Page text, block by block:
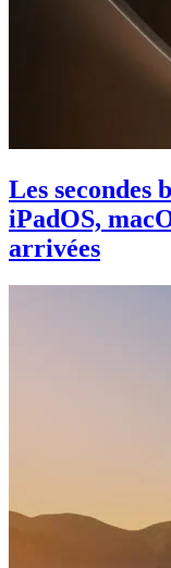
Les secondes
iPadOS,
arrivées